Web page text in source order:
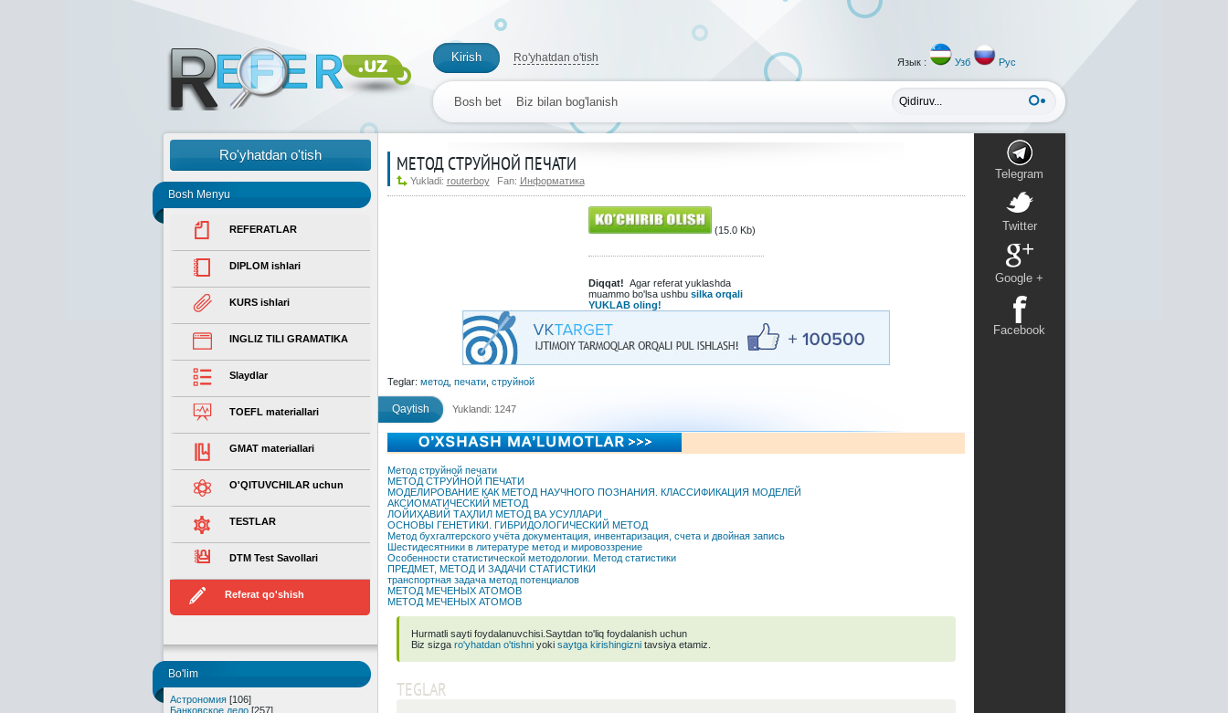
Kirish Ro'yhatdan o'tish Язык : Узб Рус
Bosh bet Biz bilan bog'lanish
Ro'yhatdan o'tish
Bosh Menyu
REFERATLAR
DIPLOM ishlari
KURS ishlari
INGLIZ TILI GRAMATIKA
Slaydlar
TOEFL materiallari
GMAT materiallari
O'QITUVCHILAR uchun
TESTLAR
DTM Test Savollari
Referat qo'shish
Bo'lim
Астрономия [106]
Банковское дело [257]
Telegram
Twitter
Google +
Facebook
МЕТОД СТРУЙНОЙ ПЕЧАТИ
Yukladi: routerboy Fan: Информатика
(15.0 Kb)
Diqqat! Agar referat yuklashda
muammo bo'lsa ushbu silka orqali
YUKLAB oling!
Teglar: метод, печати, струйной
Qaytish Yuklandi: 1247
Метод струйной печати
МЕТОД СТРУЙНОЙ ПЕЧАТИ
МОДЕЛИРОВАНИЕ КАК МЕТОД НАУЧНОГО ПОЗНАНИЯ. КЛАССИФИКАЦИЯ МОДЕЛЕЙ
АКСИОМАТИЧЕСКИЙ МЕТОД
ЛОЙИҲАВИЙ ТАҲЛИЛ МЕТОД ВА УСУЛЛАРИ
ОСНОВЫ ГЕНЕТИКИ. ГИБРИДОЛОГИЧЕСКИЙ МЕТОД
Метод бухгалтерского учёта документация, инвентаризация, счета и двойная запись
Шестидесятники в литературе метод и мировоззрение
Особенности статистической методологии. Метод статистики
ПРЕДМЕТ, МЕТОД И ЗАДАЧИ СТАТИСТИКИ
транспортная задача метод потенциалов
МЕТОД МЕЧЕНЫХ АТОМОВ
МЕТОД МЕЧЕНЫХ АТОМОВ
Hurmatli sayti foydalanuvchisi.Saytdan to'liq foydalanish uchun
Biz sizga ro'yhatdan o'tishniyoki saytga kirishingiznitavsiya etamiz.
TEGLAR